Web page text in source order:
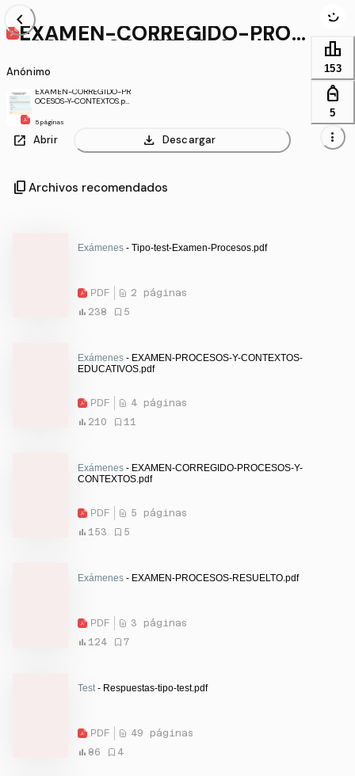
chevron_left
EXAMEN-CORREGIDO-PROC
ESOS-Y-CONTEXTOS.pdf
Anónimo
EXAMEN-CORREGIDO-PR
OCESOS-Y-CONTEXTOS.pd
5 páginas
open_in_new Abrir download Descargar
leaderboard
153
personal_bag
5
more_vert
content_copy Archivos recomendados
Exámenes - Tipo-test-Examen-Procesos.pdf
PDF
2 páginas
238
5
Exámenes - EXAMEN-PROCESOS-Y-CONTEXTOS-
EDUCATIVOS.pdf
PDF
4 páginas
210
11
Exámenes - EXAMEN-CORREGIDO-PROCESOS-Y-
CONTEXTOS.pdf
PDF
5 páginas
153
5
Exámenes - EXAMEN-PROCESOS-RESUELTO.pdf
PDF
3 páginas
124
7
Test - Respuestas-tipo-test.pdf
PDF
49 páginas
86
4